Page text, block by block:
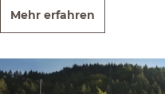
Mehr erfahren